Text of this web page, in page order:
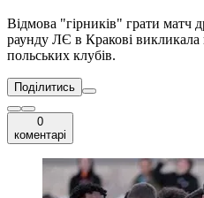
Відмова "гірників" грати матч
раунду ЛЄ в Кракові викликала
польських клубів.
Поділитись
0
коментарі